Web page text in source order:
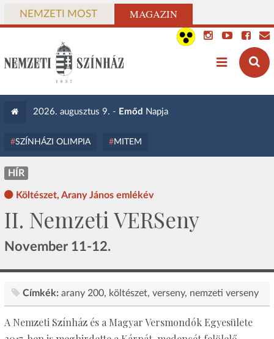
NEMZETI MOST MAGAZIN
2026. augusztus 9. - Emőd Napja
SZÍNHÁZI OLIMPIA MITEM
HÍR
Költészet, Arany János emlékév
II. Nemzeti VERSeny
November 11-12.
Címkék: arany 200 költészet verseny nemzeti verseny
A Nemzeti Színház és a Magyar Versmondók Egyesülete